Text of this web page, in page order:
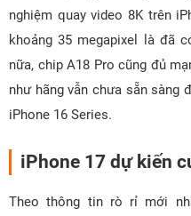
nghiệm quay video 8K trên
khoảng 35 megapixel là đã
nữa, chip A18 Pro cũng đủ
như hãng vẫn chưa sẵn sàng
iPhone 16 Series.
iPhone 17 dự kiến
Theo thông tin rò rỉ mới